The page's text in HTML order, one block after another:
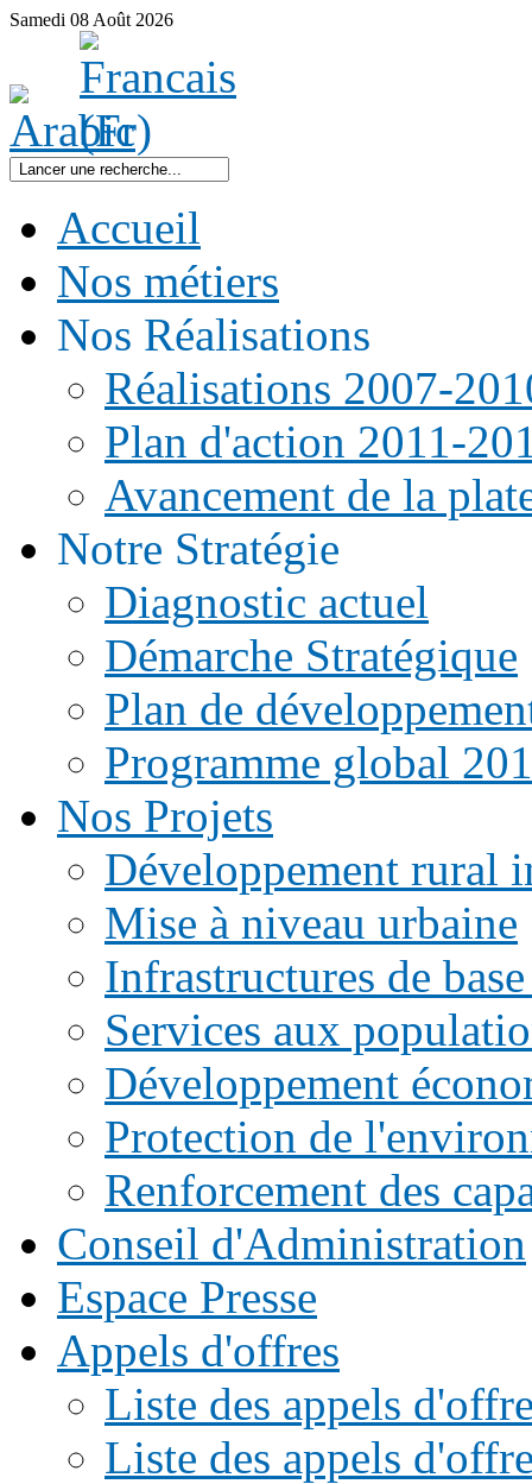
Samedi 08 Août 2026
Accueil
Nos métiers
Nos Réalisations
Réalisations 2007-
Plan d'action 2011-
Avancement de la
Notre Stratégie
Diagnostic actuel
Démarche Stratégique
Plan de
Programme global
Nos Projets
Développement rural
Mise à niveau urbaine
Infrastructures de
Services aux
Développement
Protection de
Renforcement des
Conseil d'Administration
Espace Presse
Appels d'offres
Liste des appels
Liste des appels